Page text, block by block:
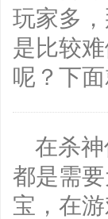
玩家多
是比较
呢？下
在杀
都是需
宝，在